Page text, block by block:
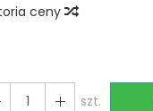
ceny
szt.